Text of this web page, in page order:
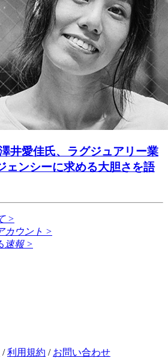
井愛佳氏、ラグジュアリー業
ェンシーに求める大胆さを語
>
カウント >
速報 >
/利用規約 / お問い合わせ